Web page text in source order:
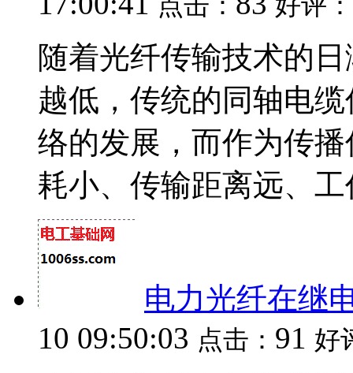
随着光纤传输技术的
越低，传统的同轴电
络的发展，而作为传
耗小、传输距离远、工
电力光纤在继
10 09:50:03 点击： 91 好